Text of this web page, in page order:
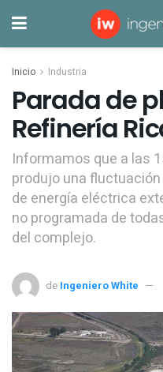
Inicio Industria
Parada de
Refinería
Informamos que a las
produjo una
de energía eléctrica
no programada de
del complejo.
de Ingeniero White